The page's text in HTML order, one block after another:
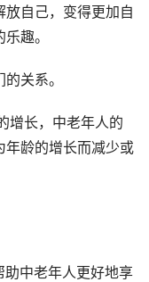
自己，变得更加自
趣。
关系。
增长，中老年人的
年龄的增长而减少或
助中老年人更好地享